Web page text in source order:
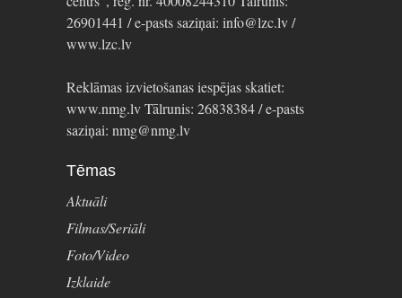
26901441 / e-pasts saziņai: info@lzc.lv /
www.lzc.lv
Reklāmas izvietošanas iespējas skatiet:
www.nmg.lv Tālrunis: 26838384 / e-pasts
saziņai: nmg@nmg.lv
Tēmas
Aktuāli
Filmas/Seriāli
Foto/Video
Izklaide